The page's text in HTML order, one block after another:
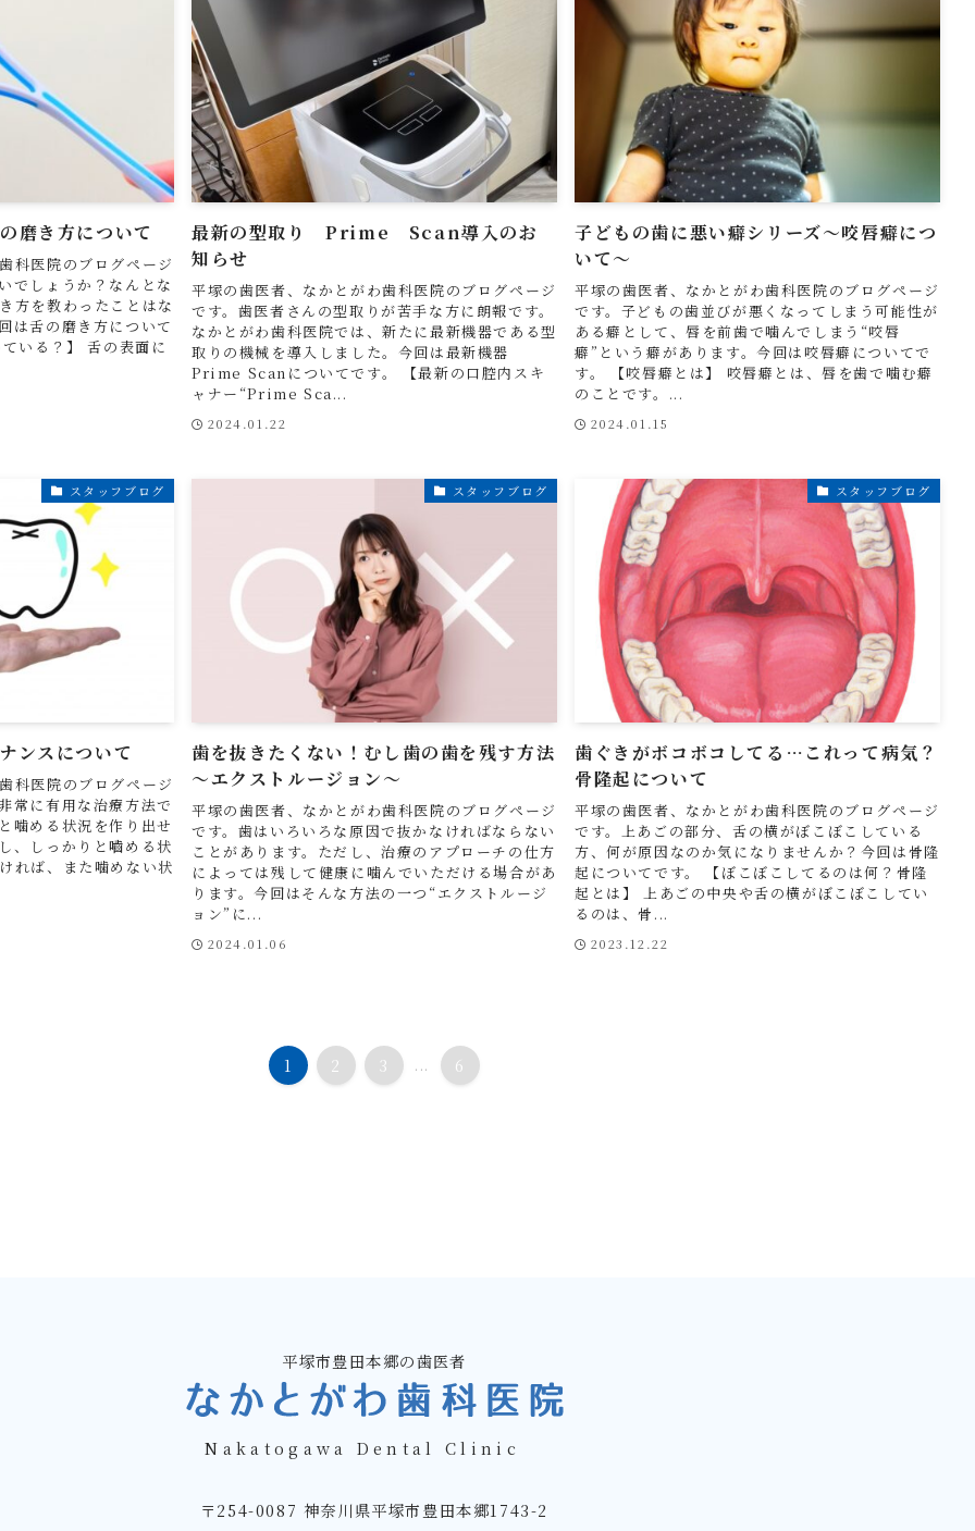
磨き方について
科医院のブログページ
でしょうか？なんとな
方を教わったことはな
は舌の磨き方について
いる？】 舌の表面に
最新の型取り Prime Scan導入のお
知らせ
平塚の歯医者、なかとがわ歯科医院のブログページ
です。歯医者さんの型取りが苦手な方に朗報です。
なかとがわ歯科医院では、新たに最新機器である型
取りの機械を導入しました。今回は最新機器
Prime Scanについてです。 【最新の口腔内スキ
ャナー“Prime Sca...
2024.01.22
子どもの歯に悪い癖シリーズ～咬唇癖につ
いて～
平塚の歯医者、なかとがわ歯科医院のブログページ
です。子どもの歯並びが悪くなってしまう可能性が
ある癖として、唇を前歯で噛んでしまう“咬唇
癖”という癖があります。今回は咬唇癖についてで
す。 【咬唇癖とは】 咬唇癖とは、唇を歯で噛む癖
のことです。...
2024.01.15
スタッフブログ
ンスについて
科医院のブログページ
常に有用な治療方法で
噛める状況を作り出せ
、しっかりと嚙める状
れば、また噛めない状
スタッフブログ
歯を抜きたくない！むし歯の歯を残す方法
～エクストルージョン～
平塚の歯医者、なかとがわ歯科医院のブログページ
です。歯はいろいろな原因で抜かなければならない
ことがあります。ただし、治療のアプローチの仕方
によっては残して健康に噛んでいただける場合があ
ります。今回はそんな方法の一つ“エクストルージ
ョン”に...
2024.01.06
スタッフブログ
歯ぐきがボコボコしてる…これって病気？
骨隆起について
平塚の歯医者、なかとがわ歯科医院のブログページ
です。上あごの部分、舌の横がぼこぼこしている
方、何が原因なのか気になりませんか？今回は骨隆
起についてです。 【ぼこぼこしてるのは何？骨隆
起とは】 上あごの中央や舌の横がぼこぼこしてい
るのは、骨...
2023.12.22
1 2 3 ... 6
平塚市豊田本郷の歯医者
Nakatogawa Dental Clinic
〒254-0087 神奈川県平塚市豊田本郷1743-2